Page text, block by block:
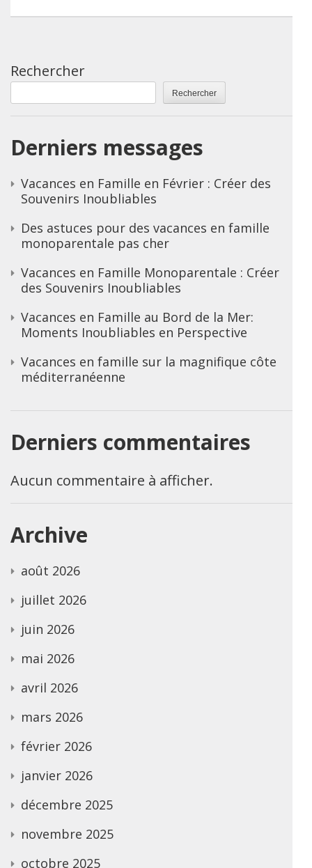
Rechercher
Rechercher
Derniers messages
Vacances en Famille en Février : Créer des
Souvenirs Inoubliables
Des astuces pour des vacances en famille
monoparentale pas cher
Vacances en Famille Monoparentale : Créer
des Souvenirs Inoubliables
Vacances en Famille au Bord de la Mer:
Moments Inoubliables en Perspective
Vacances en famille sur la magnifique côte
méditerranéenne
Derniers commentaires
Aucun commentaire à afficher.
Archive
août 2026
juillet 2026
juin 2026
mai 2026
avril 2026
mars 2026
février 2026
janvier 2026
décembre 2025
novembre 2025
octobre 2025